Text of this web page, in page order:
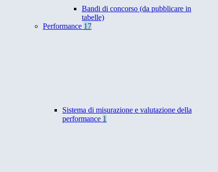
Bandi di concorso (da pubblicare in
tabelle)
Performance 17
Sistema di misurazione e valutazione della
performance 1